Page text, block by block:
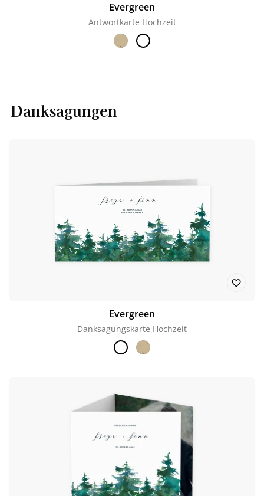
Evergreen
Antwortkarte Hochzeit
Danksagungen
Evergreen
Danksagungskarte Hochzeit